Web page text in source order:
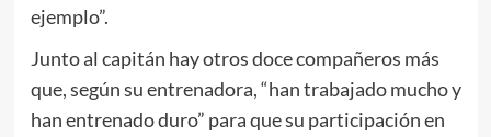
ejemplo”.
Junto al capitán hay otros doce compañeros más
que, según su entrenadora, “han trabajado mucho y
han entrenado duro” para que su participación en